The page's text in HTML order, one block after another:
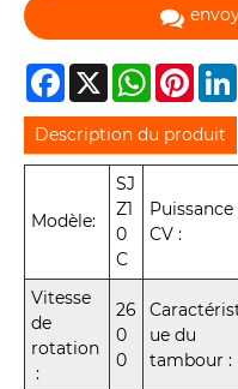
Facebook
X WhatsApp
Description du produit
Modèle:
SJ
Z1
0
C
Puissance
CV :
Vitesse
de
rotation
:
26
0
0
ue du
tambour :